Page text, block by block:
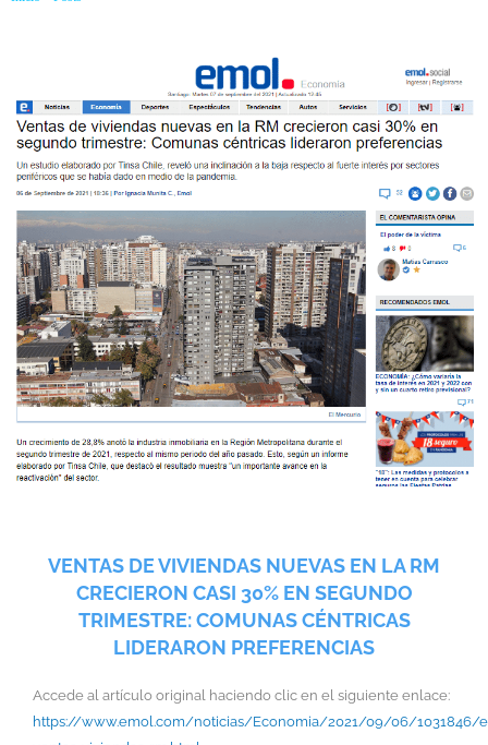
VENTAS DE VIVIENDAS NUEVAS EN LA RM
CRECIERON CASI 30% EN SEGUNDO
TRIMESTRE: COMUNAS CÉNTRICAS
LIDERARON PREFERENCIAS
Accede al artículo original haciendo clic en el siguiente enlace:
https://www.emol.com/noticias/Economia/2021/09/06/1031846/